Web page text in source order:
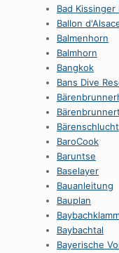
Bad
Ballon
Balmenhorn
Balmhorn
Bangkok
Bans Dive
Bärenschlucht
BaroCook
Baruntse
Baselayer
Bauanleitung
Bauplan
Baybachtal
Bayerische